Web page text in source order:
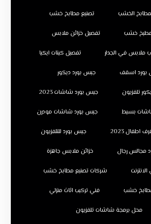
الخشب تصنيع مطابخ خشب
مطبخ خشب تفصيل خزائن ملابس
ملابس في الجدار تفصيل كبتات ايكيا
بورد اسقف جبس بورد ديكور
تلفزيون جبس بورد شاشات 2023
بسيط جبس بورد شاشات مودرن
2023 جبس بورد للتلفزيون
مجالس رجال خزائن ملابس جاهزة
شركات تصنيع مطابخ خشب
خشب فني تركيب اثاث منزلي
محل برمجة شاشات تلفزيون